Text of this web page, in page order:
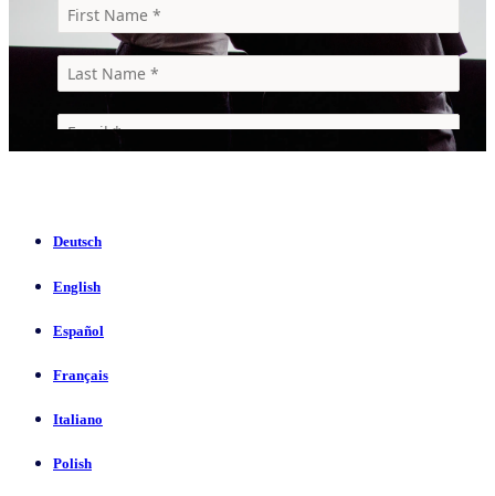
Deutsch
English
Español
Français
Italiano
Polish